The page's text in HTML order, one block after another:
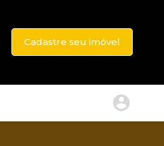
Cadastre seu imóvel